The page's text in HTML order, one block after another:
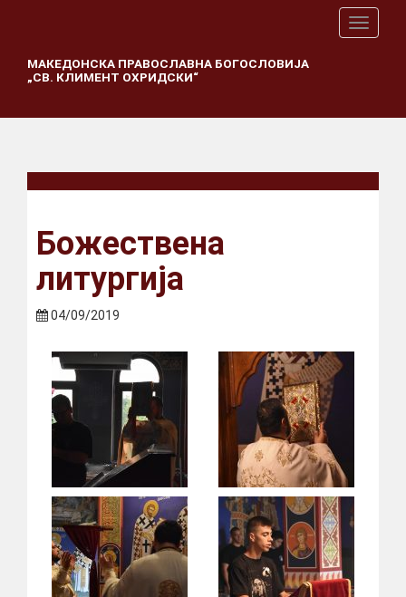
T
o
e
v
i
МАКЕДОНСКА ПРАВОСЛАВНА БОГОСЛОВИЈА
„СВ. КЛИМЕНТ ОХРИДСКИ“
Божествена
литургија
04/09/2019